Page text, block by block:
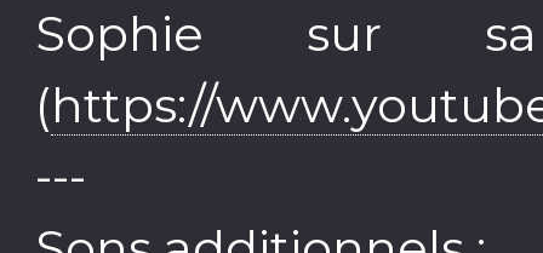
Sophie sur
(https://
---